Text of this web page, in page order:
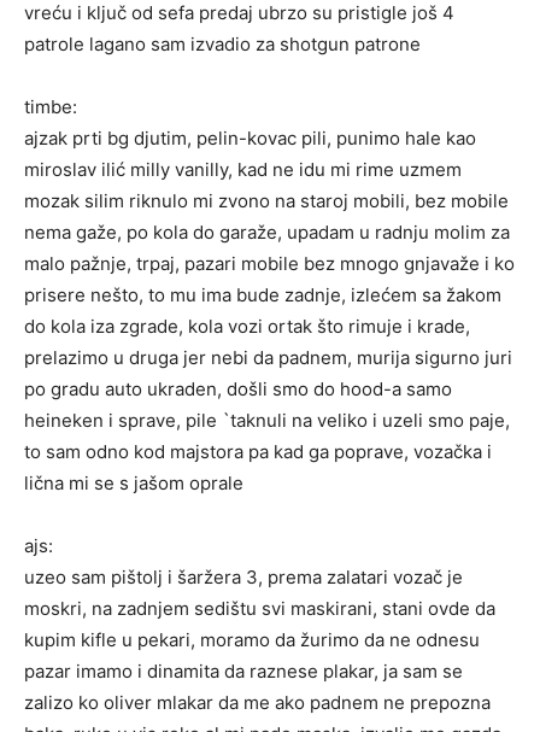
vreću i ključ od sefa predaj ubrzo su pristigle još 4
patrole lagano sam izvadio za shotgun patrone
timbe:
ajzak prti bg djutim, pelin-kovac pili, punimo hale kao
miroslav ilić milly vanilly, kad ne idu mi rime uzmem
mozak silim riknulo mi zvono na staroj mobili, bez mobile
nema gaže, po kola do garaže, upadam u radnju molim za
malo pažnje, trpaj, pazari mobile bez mnogo gnjavaže i ko
prisere nešto, to mu ima bude zadnje, izlećem sa žakom
do kola iza zgrade, kola vozi ortak što rimuje i krade,
prelazimo u druga jer nebi da padnem, murija sigurno juri
po gradu auto ukraden, došli smo do hood-a samo
heineken i sprave, pile `taknuli na veliko i uzeli smo paje,
to sam odno kod majstora pa kad ga poprave, vozačka i
lična mi se s jašom oprale
ajs:
uzeo sam pištolj i šaržera 3, prema zalatari vozač je
moskri, na zadnjem sedištu svi maskirani, stani ovde da
kupim kifle u pekari, moramo da žurimo da ne odnesu
pazar imamo i dinamita da raznese plakar, ja sam se
zalizo ko oliver mlakar da me ako padnem ne prepozna